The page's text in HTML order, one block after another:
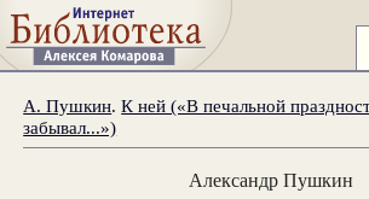
А. Пушкин.К ней («В печальной
забывал...»)
Александр Пушкин